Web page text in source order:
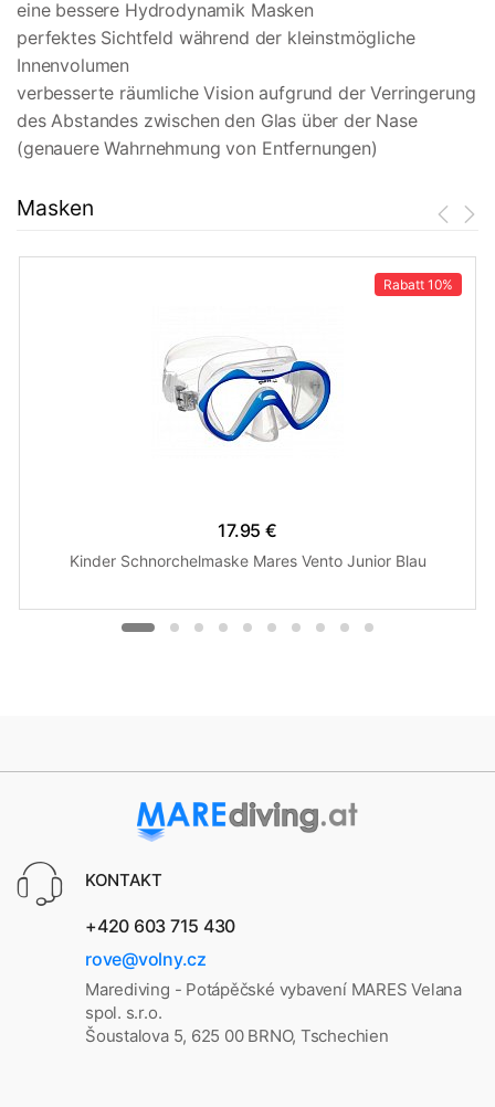
eine bessere Hydrodynamik Masken
perfektes Sichtfeld während der kleinstmögliche
Innenvolumen
verbesserte räumliche Vision aufgrund der Verringerung
des Abstandes zwischen den Glas über der Nase
(genauere Wahrnehmung von Entfernungen)
Masken
Rabatt 10%
17.95 €
Kinder Schnorchelmaske Mares Vento Junior Blau
KONTAKT
+420 603 715 430
rove@volny.cz
Marediving - Potápěčské vybavení MARES Velana
spol. s.r.o.
Šoustalova 5, 625 00 BRNO, Tschechien